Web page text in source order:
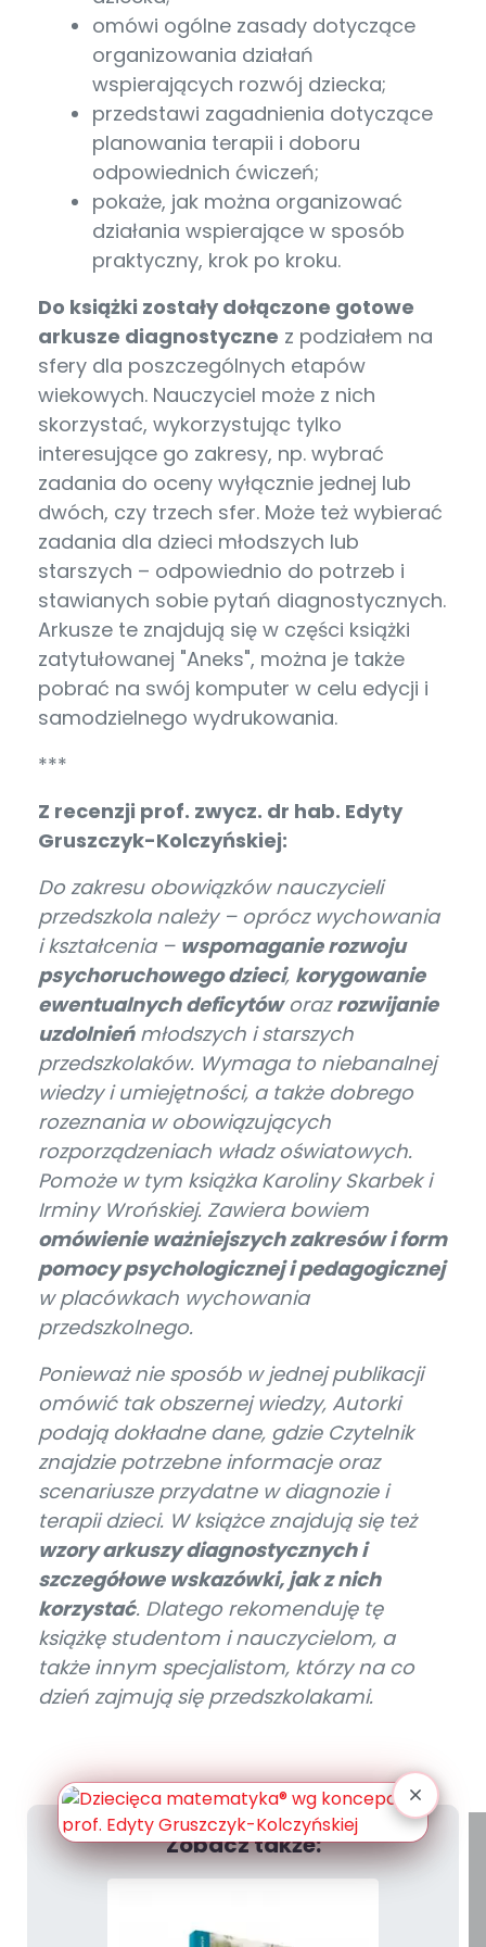
omówi ogólne zasady dotyczące
organizowania działań
wspierających rozwój dziecka;
przedstawi zagadnienia dotyczące
planowania terapii i doboru
odpowiednich ćwiczeń;
pokaże, jak można organizować
działania wspierające w sposób
praktyczny, krok po kroku.
Do książki zostały dołączone gotowe
arkusze diagnostyczne z podziałem na
sfery dla poszczególnych etapów
wiekowych. Nauczyciel może z nich
skorzystać, wykorzystując tylko
interesujące go zakresy, np. wybrać
zadania do oceny wyłącznie jednej lub
dwóch, czy trzech sfer. Może też wybierać
zadania dla dzieci młodszych lub
starszych – odpowiednio do potrzeb i
stawianych sobie pytań diagnostycznych.
Arkusze te znajdują się w części książki
zatytułowanej "Aneks", można je także
pobrać na swój komputer w celu edycji i
samodzielnego wydrukowania.
***
Z recenzji prof. zwycz. dr hab. Edyty
Gruszczyk-Kolczyńskiej:
Do zakresu obowiązków nauczycieli
przedszkola należy – oprócz wychowania
i kształcenia – wspomaganie rozwoju
psychoruchowego dzieci, korygowanie
ewentualnych deficytóworazrozwijanie
uzdolnieńmłodszych i starszych
przedszkolaków. Wymaga to niebanalnej
wiedzy i umiejętności, a także dobrego
rozeznania w obowiązujących
rozporządzeniach władz oświatowych.
Pomoże w tym książka Karoliny Skarbek i
Irminy Wrońskiej. Zawiera bowiem
omówienie ważniejszych zakresów i form
pomocy psychologicznej i pedagogicznej
w placówkach wychowania
przedszkolnego.
Ponieważ nie sposób w jednej publikacji
omówić tak obszernej wiedzy, Autorki
podają dokładne dane, gdzie Czytelnik
znajdzie potrzebne informacje oraz
scenariusze przydatne w diagnozie i
terapii dzieci. W książce znajdują się też
wzory arkuszy diagnostycznych i
szczegółowe wskazówki, jak z nich
korzystać. Dlatego rekomenduję tę
książkę studentom i nauczycielom, a
także innym specjalistom, którzy na co
dzień zajmują się przedszkolakami.
Zobacz także: